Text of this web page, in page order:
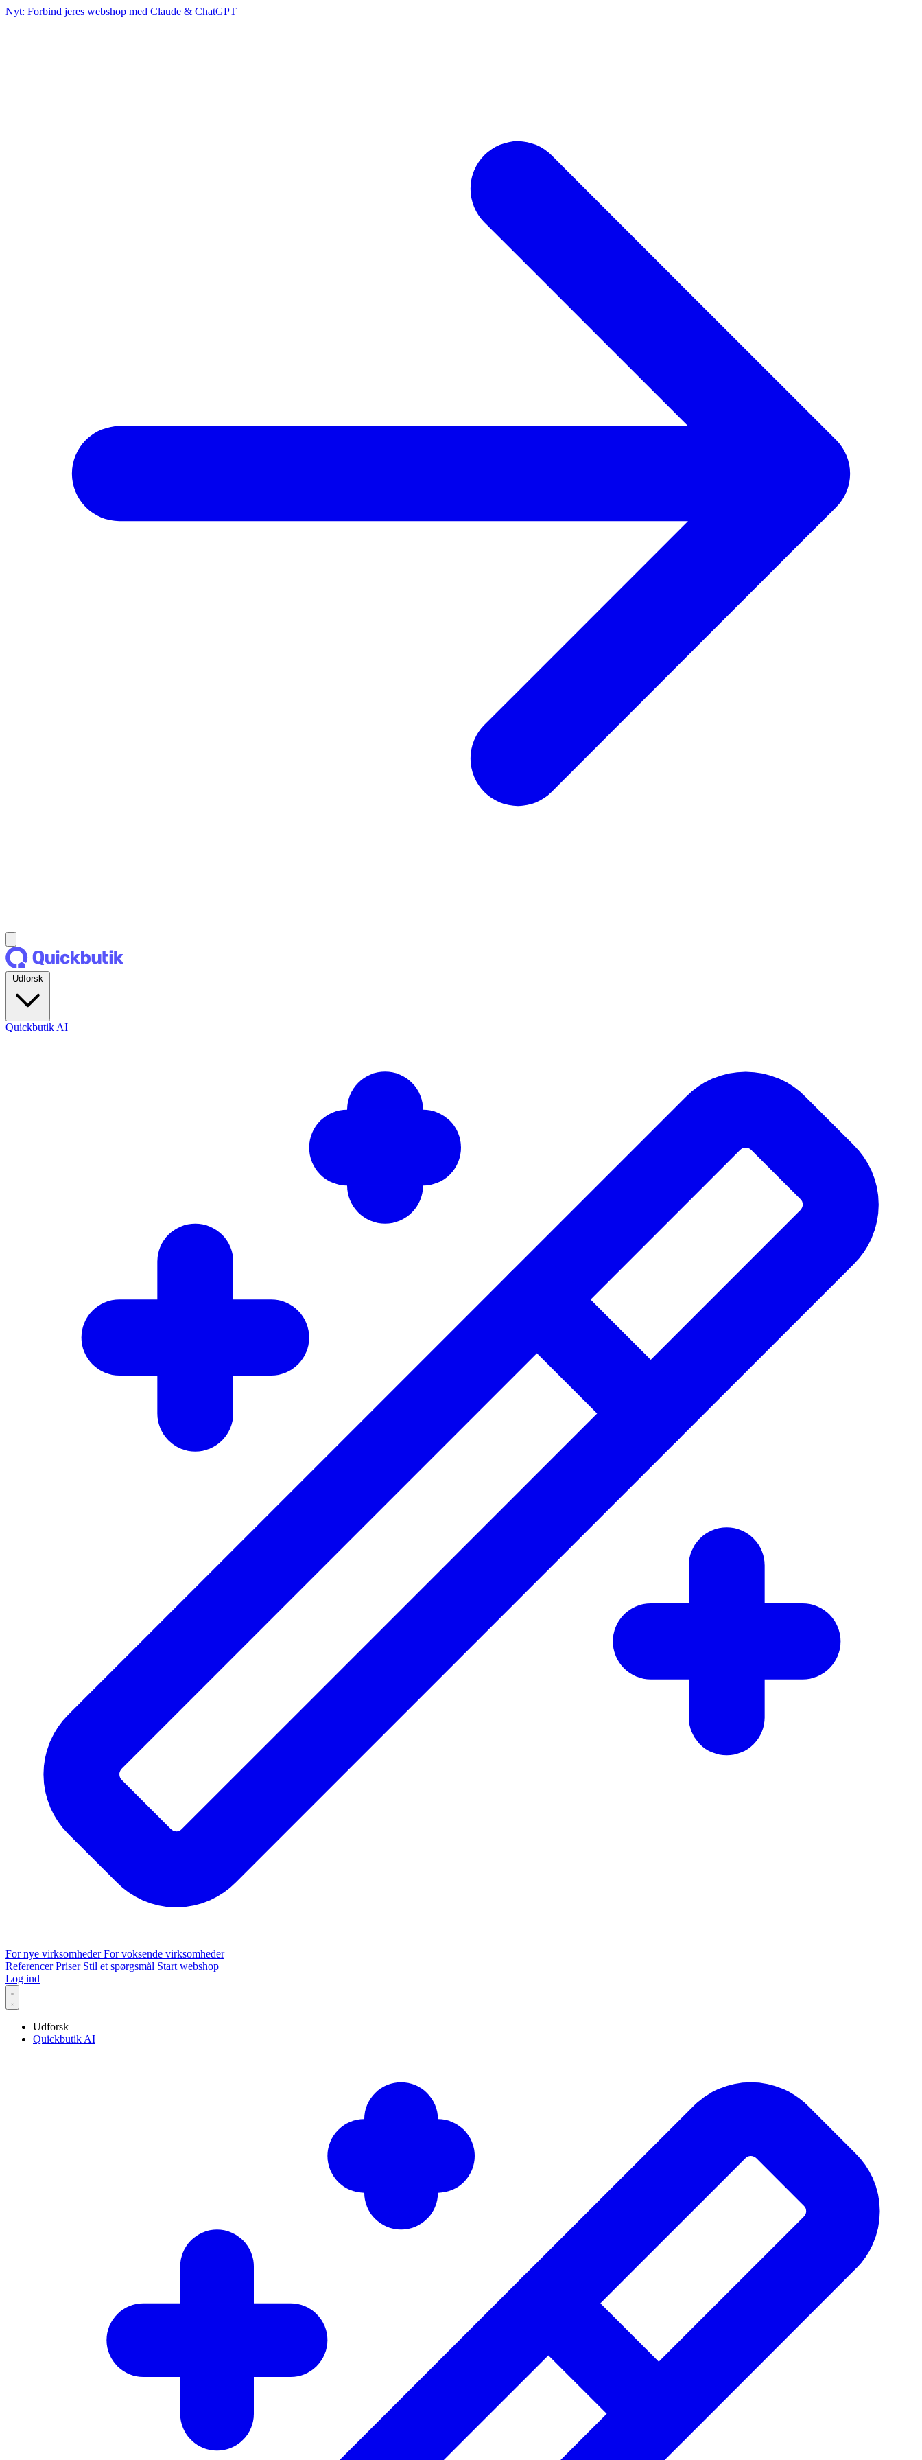
Nyt: Forbind jeres webshop med Claude & ChatGPT
Quickbutik AI
For nye virksomhederFor voksende virksomheder
ReferencerPriser Stil et spørgsmål Start webshop
Log ind
Udforsk
Quickbutik AI